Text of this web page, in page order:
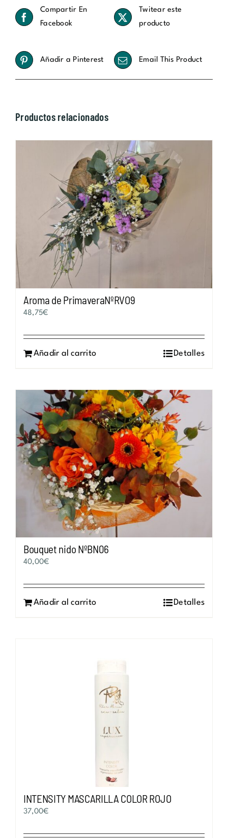
Compartir En
Facebook
Twitear este
producto
Añadir a Pinterest Email This Product
Productos relacionados
Aroma de PrimaveraNºRVO9
48,75€
Añadir al carrito Detalles
Bouquet nido NºBN06
40,00€
Añadir al carrito Detalles
INTENSITY MASCARILLA COLOR ROJO
37,00€